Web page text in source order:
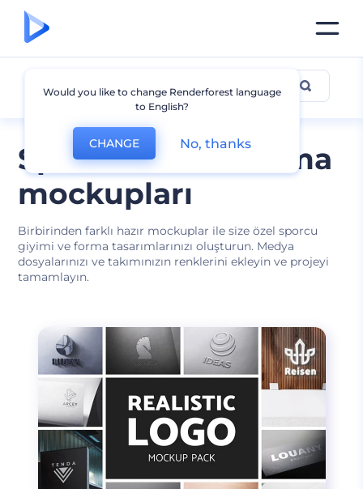
Spor kitleri ve forma
mockupları
Birbirinden farklı hazır mockuplar ile size özel sporcu
giyimi ve forma tasarımlarınızı oluşturun. Medya
dosyalarınızı ve takımınızın renklerini ekleyin ve projeyi
tamamlayın.
Forma Mockup
Would you like to change Renderforest language
to English?
CHANGE No, thanks